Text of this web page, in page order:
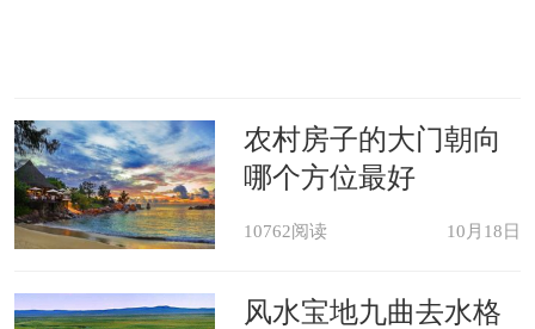
农村房子的大门朝向
哪个方位最好
10762阅读 10月18日
风水宝地九曲去水格